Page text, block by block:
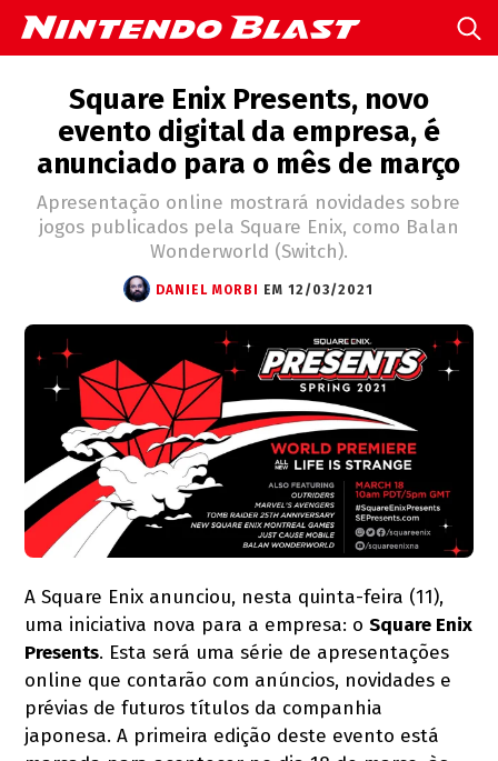
Square Enix Presents, novo
evento digital da empresa, é
anunciado para o mês de março
Apresentação online mostrará novidades sobre
jogos publicados pela Square Enix, como Balan
Wonderworld (Switch).
DANIEL MORBI EM 12/03/2021
A Square Enix anunciou, nesta quinta-feira (11),
uma iniciativa nova para a empresa: oSquare Enix
Presents. Esta será uma série de apresentações
online que contarão com anúncios, novidades e
prévias de futuros títulos da companhia
japonesa. A primeira edição deste evento está